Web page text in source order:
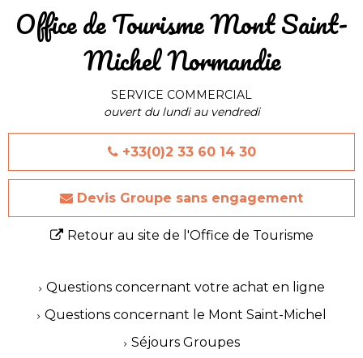
​Office de Tourisme Mont Saint-
Michel Normandie
SERVICE COMMERCIAL
ouvert du lundi au vendredi
+33(0)2 33 60 14 30
Devis Groupe sans engagement
Retour au site de l'Office de Tourisme
Questions concernant votre achat en ligne
Questions concernant le Mont Saint-Michel
Séjours Groupes